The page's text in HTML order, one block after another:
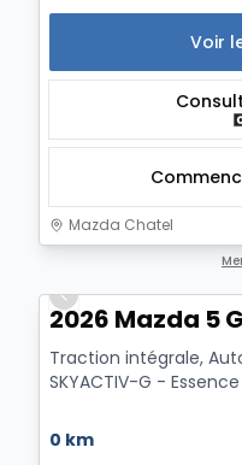
Voir
Mazda Chatel
Previous slide
2026 Mazda 5
Traction intégrale,
SKYACTIV-G - Essence
0 km